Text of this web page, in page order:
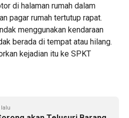
di halaman rumah dalam
pagar rumah tertutup rapat.
menggunakan kendaraan
berada di tempat atau hilang.
kejadian itu ke SPKT